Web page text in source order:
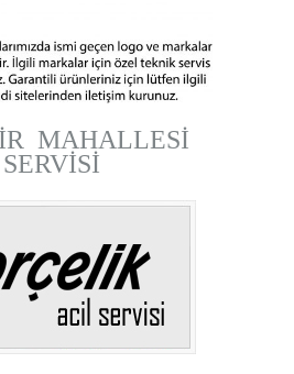
MAHALLESİ